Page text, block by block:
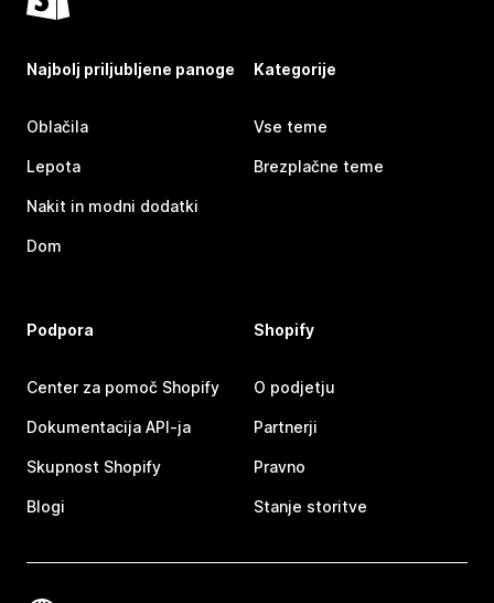
Najbolj priljubljene panoge
Oblačila
Lepota
Nakit in modni dodatki
Dom
Kategorije
Vse teme
Brezplačne teme
Podpora
Center za pomoč Shopify
Dokumentacija API-ja
Skupnost Shopify
Blogi
Shopify
O podjetju
Partnerji
Pravno
Stanje storitve